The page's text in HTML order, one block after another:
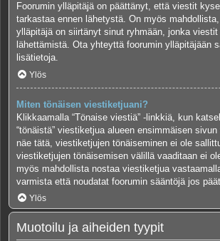
Foorumin ylläpitäjä on päättänyt, että viestit
tarkastaa ennen lähetystä. On myös
ylläpitäjä on siirtänyt sinut ryhmään, jonka
lähettämistä. Ota yhteyttä foorumin ylläpitäjään
lisätietoja.
Ylös
Miten tönäisen viestiketjuani?
Klikkaamalla “Tönaise viestiä” -linkkiä, kun
“tönäistä” viestiketjua alueen ensimmäisen
näe tätä, viestiketjujen tönäiseminen ei ole
viestiketjujen tönäisemisen välillä vaaditaan ei
myös mahdollista nostaa viestiketjua
varmista että noudatat foorumin sääntöjä jos
Ylös
Muotoilu ja aiheiden tyypit